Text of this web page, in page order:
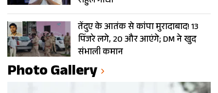
तेंदुए के आतंक से कांपा मुरादाबाद! 13
पिंजरे लगे, 20 और आएंगे; DM ने खुद
संभाली कमान
Photo Gallery